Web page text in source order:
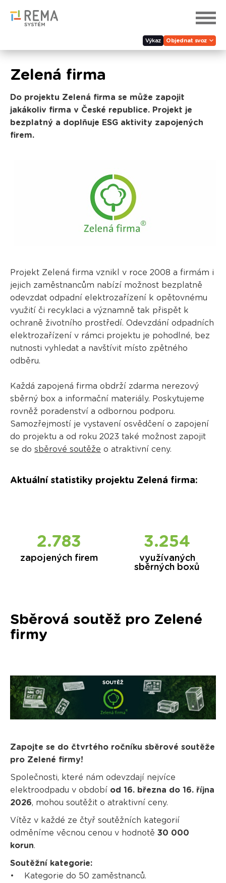
Výkaz Objednat svoz
Zelená firma
Do projektu Zelená firma se může zapojit
jakákoliv firma v České republice. Projekt je
bezplatný a doplňuje ESG aktivity zapojených
firem.
Projekt Zelená firma vznikl v roce 2008 a firmám i
jejich zaměstnancům nabízí možnost bezplatně
odevzdat odpadní elektrozařízení k opětovnému
využití či recyklaci a významně tak přispět k
ochraně životního prostředí. Odevzdání odpadních
elektrozařízení v rámci projektu je pohodlné, bez
nutnosti vyhledat a navštívit místo zpětného
odběru.
Každá zapojená firma obdrží zdarma nerezový
sběrný box a informační materiály. Poskytujeme
rovněž poradenství a odbornou podporu.
Samozřejmostí je vystavení osvědčení o zapojení
do projektu a od roku 2023 také možnost zapojit
se do sběrové soutěže o atraktivní ceny.
Aktuální statistiky projektu Zelená firma:
2.844
zapojených firem
3.315
využívaných
sběrných boxů
Sběrová soutěž pro Zelené
firmy
Zapojte se do čtvrtého ročníku sběrové soutěže
pro Zelené firmy!
Společnosti, které nám odevzdají nejvíce
elektroodpadu v období od 16. března do 16. října
2026, mohou soutěžit o atraktivní ceny.
Vítěz v každé ze čtyř soutěžních kategorií
odměníme věcnou cenou v hodnotě 30 000
korun.
Soutěžní kategorie:
• Kategorie do 50 zaměstnanců.